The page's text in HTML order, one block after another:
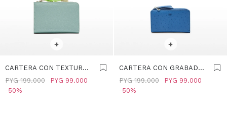
+
CARTERA CON TEXTURA -
AZUL
PYG 99.000
PYG 199.000
50
+
CARTERA CON GRABADO
ANIMAL - AZULPYG 99.000
PYG 199.000
50